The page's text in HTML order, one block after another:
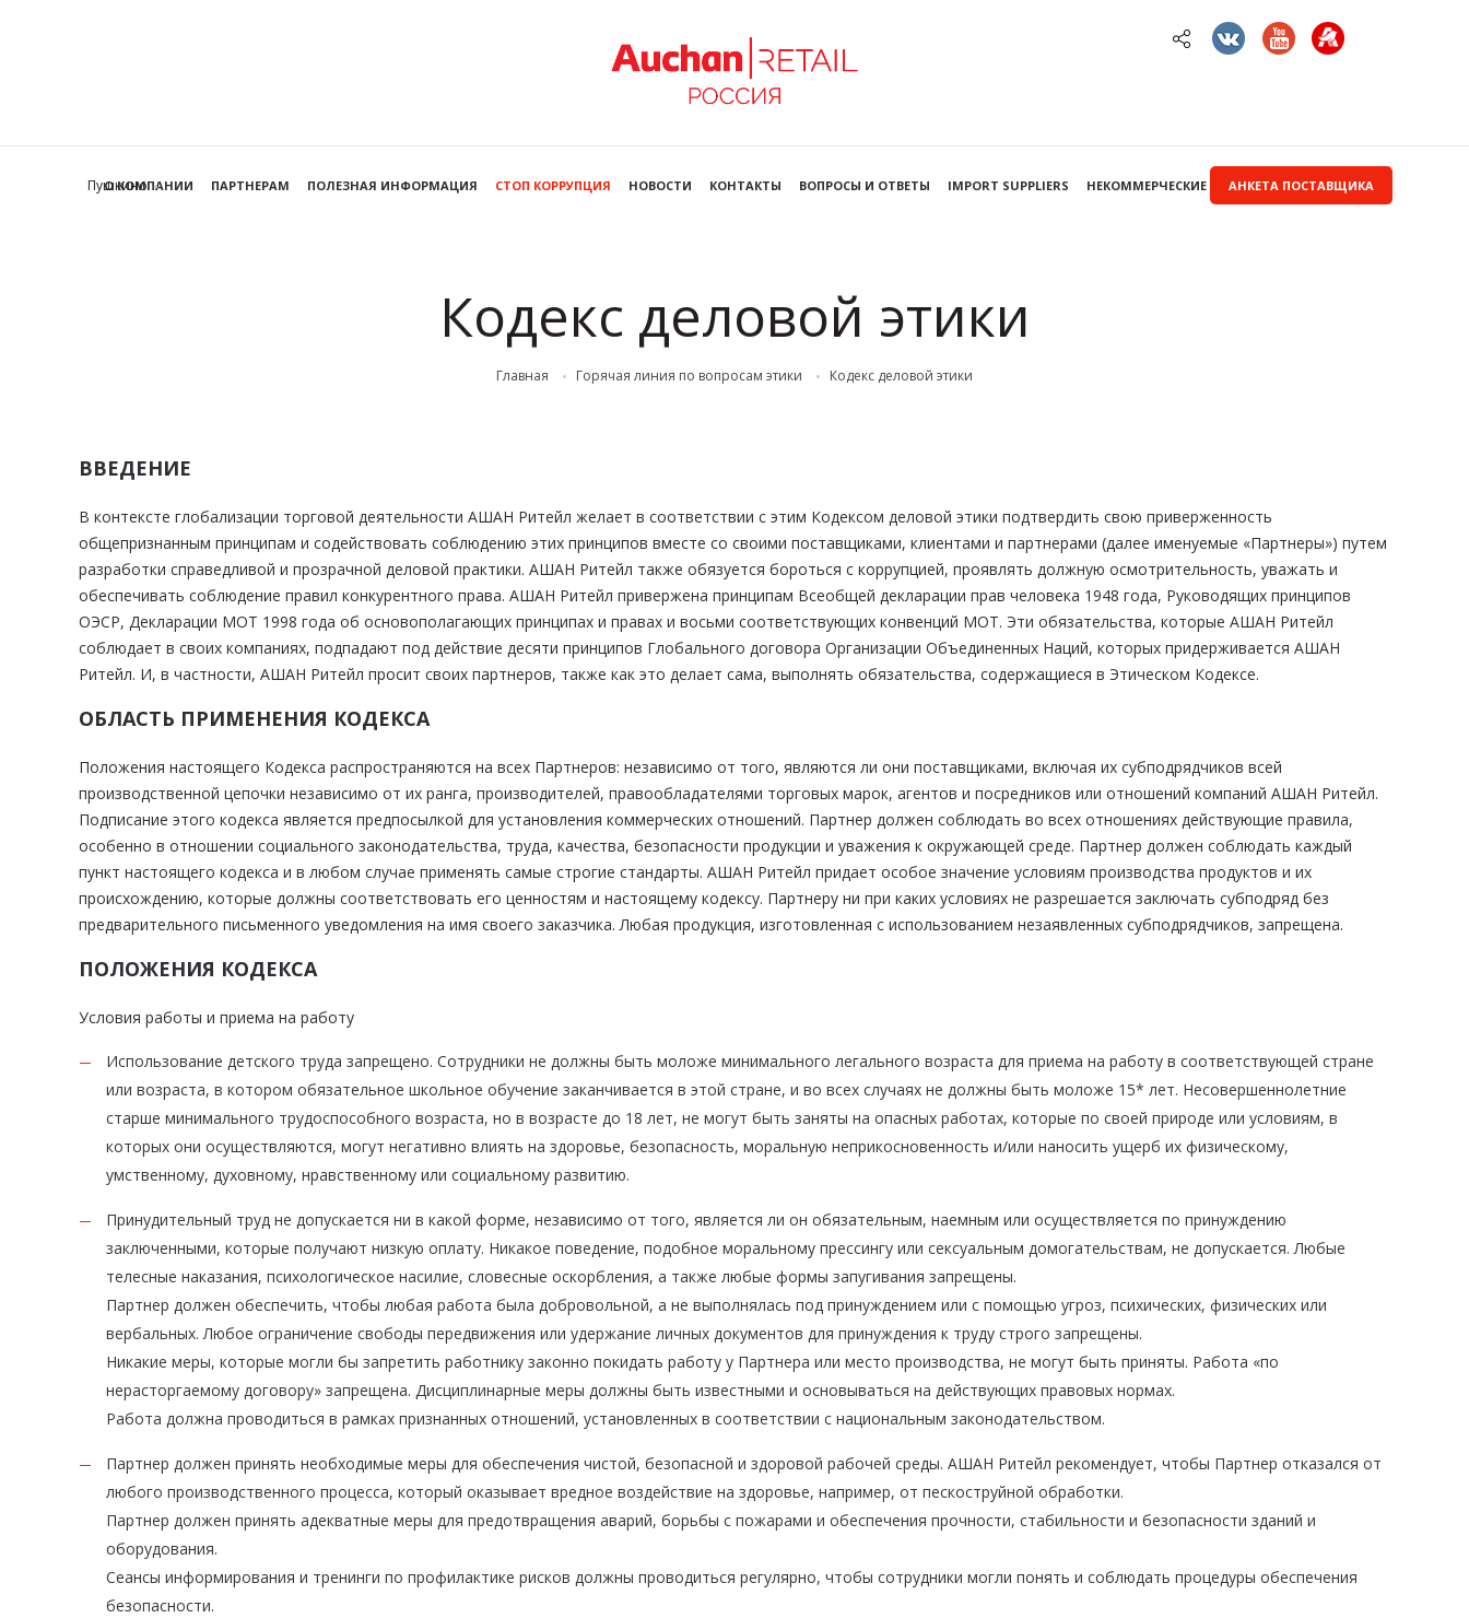
Пушкино АНКЕТА ПОСТАВЩИКА
О КОМПАНИИ ПАРТНЕРАМ ПОЛЕЗНАЯ ИНФОРМАЦИЯ СТОП КОРРУПЦИЯ НОВОСТИ КОНТАКТЫ ВОПРОСЫ И ОТВЕТЫ IMPORT SUPPLIERS НЕКОММЕРЧЕСКИЕ ЗАКУПКИ
Кодекс деловой этики
Главная Горячая линия по вопросам этики Кодекс деловой этики
ВВЕДЕНИЕ
В контексте глобализации торговой деятельности АШАН Ритейл желает в соответствии с этим Кодексом деловой этики подтвердить свою приверженность
общепризнанным принципам и содействовать соблюдению этих принципов вместе со своими поставщиками, клиентами и партнерами (далее именуемые «Партнеры») путем
разработки справедливой и прозрачной деловой практики. АШАН Ритейл также обязуется бороться с коррупцией, проявлять должную осмотрительность, уважать и
обеспечивать соблюдение правил конкурентного права. АШАН Ритейл привержена принципам Всеобщей декларации прав человека 1948 года, Руководящих принципов
ОЭСР, Декларации МОТ 1998 года об основополагающих принципах и правах и восьми соответствующих конвенций МОТ. Эти обязательства, которые АШАН Ритейл
соблюдает в своих компаниях, подпадают под действие десяти принципов Глобального договора Организации Объединенных Наций, которых придерживается АШАН
Ритейл. И, в частности, АШАН Ритейл просит своих партнеров, также как это делает сама, выполнять обязательства, содержащиеся в Этическом Кодексе.
ОБЛАСТЬ ПРИМЕНЕНИЯ КОДЕКСА
Положения настоящего Кодекса распространяются на всех Партнеров: независимо от того, являются ли они поставщиками, включая их субподрядчиков всей
производственной цепочки независимо от их ранга, производителей, правообладателями торговых марок, агентов и посредников или отношений компаний АШАН Ритейл.
Подписание этого кодекса является предпосылкой для установления коммерческих отношений. Партнер должен соблюдать во всех отношениях действующие правила,
особенно в отношении социального законодательства, труда, качества, безопасности продукции и уважения к окружающей среде. Партнер должен соблюдать каждый
пункт настоящего кодекса и в любом случае применять самые строгие стандарты. АШАН Ритейл придает особое значение условиям производства продуктов и их
происхождению, которые должны соответствовать его ценностям и настоящему кодексу. Партнеру ни при каких условиях не разрешается заключать субподряд без
предварительного письменного уведомления на имя своего заказчика. Любая продукция, изготовленная с использованием незаявленных субподрядчиков, запрещена.
ПОЛОЖЕНИЯ КОДЕКСА
Условия работы и приема на работу
Использование детского труда запрещено. Сотрудники не должны быть моложе минимального легального возраста для приема на работу в соответствующей стране
или возраста, в котором обязательное школьное обучение заканчивается в этой стране, и во всех случаях не должны быть моложе 15* лет. Несовершеннолетние
старше минимального трудоспособного возраста, но в возрасте до 18 лет, не могут быть заняты на опасных работах, которые по своей природе или условиям, в
которых они осуществляются, могут негативно влиять на здоровье, безопасность, моральную неприкосновенность и/или наносить ущерб их физическому,
умственному, духовному, нравственному или социальному развитию.
Принудительный труд не допускается ни в какой форме, независимо от того, является ли он обязательным, наемным или осуществляется по принуждению
заключенными, которые получают низкую оплату. Никакое поведение, подобное моральному прессингу или сексуальным домогательствам, не допускается. Любые
телесные наказания, психологическое насилие, словесные оскорбления, а также любые формы запугивания запрещены.
Партнер должен обеспечить, чтобы любая работа была добровольной, а не выполнялась под принуждением или с помощью угроз, психических, физических или
вербальных. Любое ограничение свободы передвижения или удержание личных документов для принуждения к труду строго запрещены.
Никакие меры, которые могли бы запретить работнику законно покидать работу у Партнера или место производства, не могут быть приняты. Работа «по
нерасторгаемому договору» запрещена. Дисциплинарные меры должны быть известными и основываться на действующих правовых нормах.
Работа должна проводиться в рамках признанных отношений, установленных в соответствии с национальным законодательством.
Партнер должен принять необходимые меры для обеспечения чистой, безопасной и здоровой рабочей среды. АШАН Ритейл рекомендует, чтобы Партнер отказался от
любого производственного процесса, который оказывает вредное воздействие на здоровье, например, от пескоструйной обработки.
Партнер должен принять адекватные меры для предотвращения аварий, борьбы с пожарами и обеспечения прочности, стабильности и безопасности зданий и
оборудования.
Сеансы информирования и тренинги по профилактике рисков должны проводиться регулярно, чтобы сотрудники могли понять и соблюдать процедуры обеспечения
безопасности.